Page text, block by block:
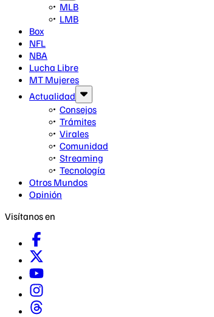
MLB
LMB
Box
NFL
NBA
Lucha Libre
MT Mujeres
Actualidad
Consejos
Trámites
Virales
Comunidad
Streaming
Tecnología
Otros Mundos
Opinión
Visítanos en